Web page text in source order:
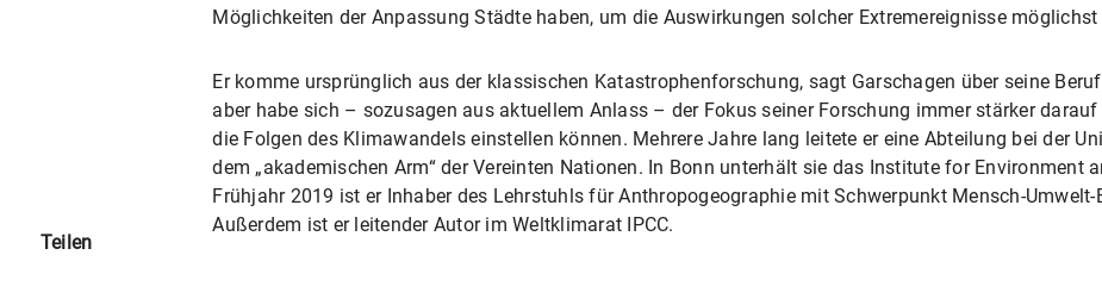
Möglichkeiten der Anpassung Städte haben, um die Auswirkungen solcher Extremereignisse
Er komme ursprünglich aus der klassischen Katastrophenforschung, sagt Garschagen über seine
aber habe sich – sozusagen aus aktuellem Anlass – der Fokus seiner Forschung immer stärker
die Folgen des Klimawandels einstellen können. Mehrere Jahre lang leitete er eine Abteilung bei der
dem „akademischen Arm“ der Vereinten Nationen. In Bonn unterhält sie das Institute for Environment
Frühjahr 2019 ist er Inhaber des Lehrstuhls für Anthropogeographie mit Schwerpunkt Mensch-Umwelt-
Außerdem ist er leitender Autor im Weltklimarat IPCC.
Teilen